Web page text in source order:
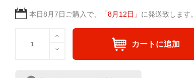
本日8月7日 ご購入で、 「8月12日 」 に発送致します。
カートに追加